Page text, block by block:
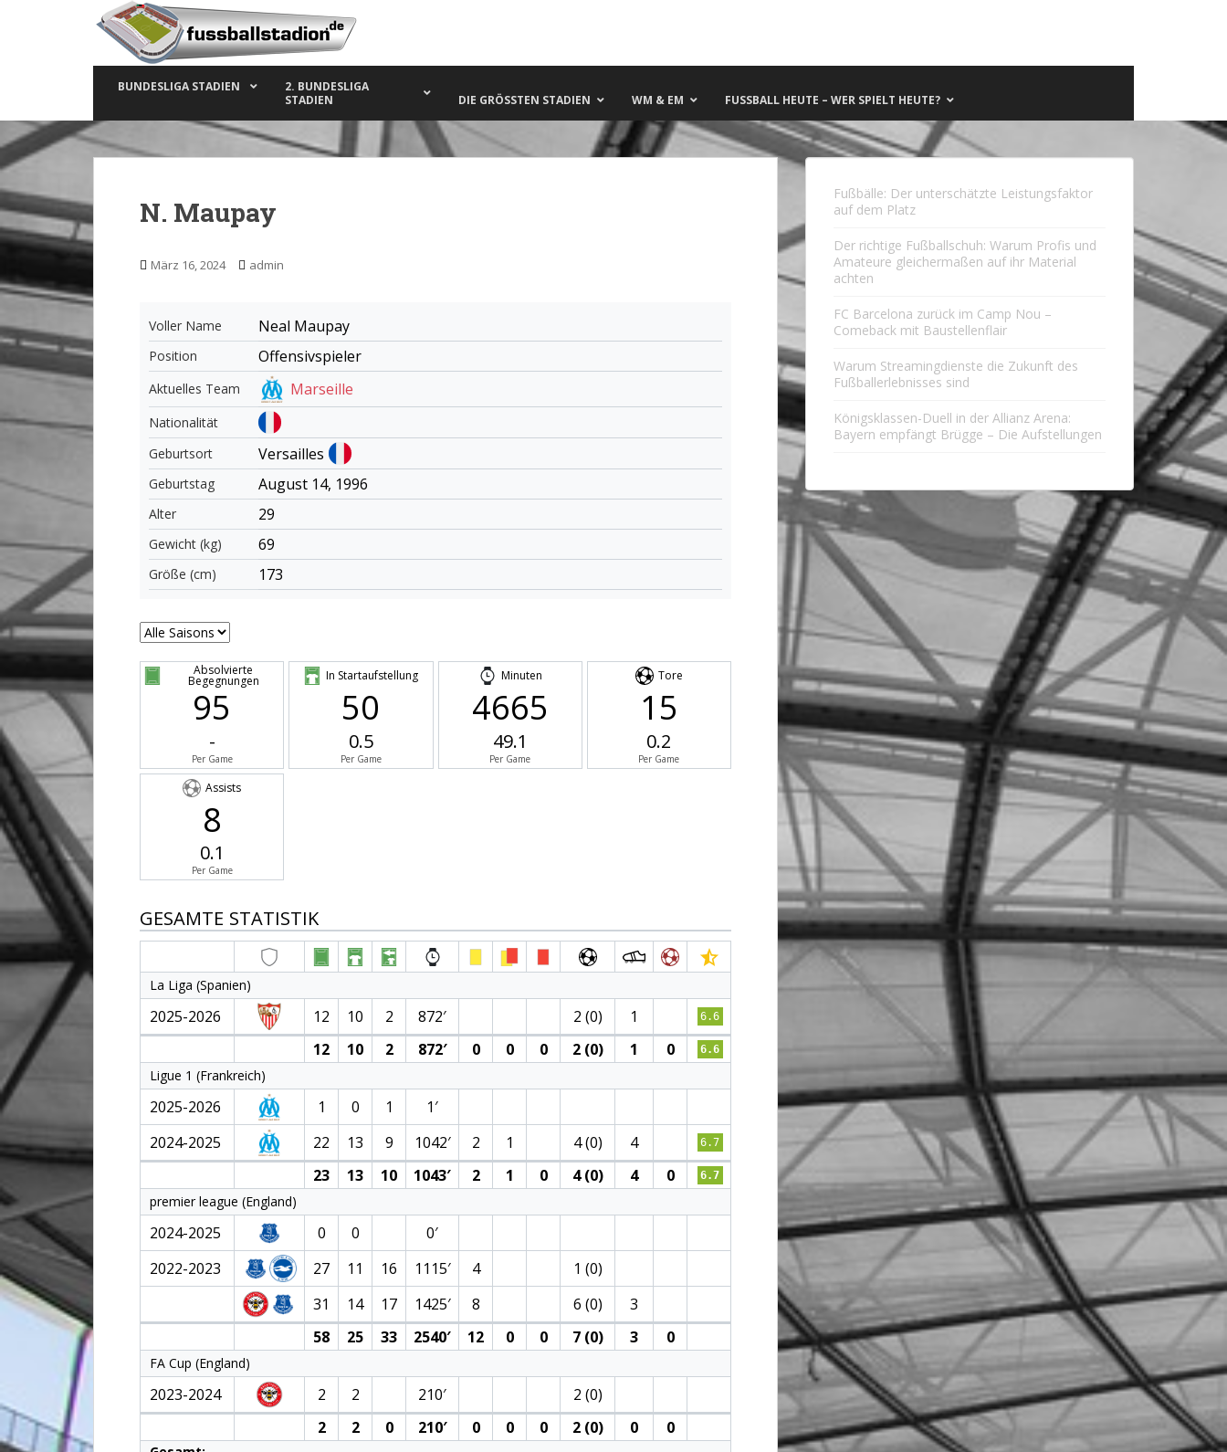
n
o
t
n
t
BUNDESLIGA STADIEN
2. BUNDESLIGA
STADIEN
DIE GRÖSSTEN STADIEN WM & EM FUSSBALL HEUTE – WER SPIELT HEUTE?
N. Maupay
März 16, 2024 admin
Voller Name Neal Maupay
Position Offensivspieler
Aktuelles Team Marseille
Nationalität
Geburtsort
Versailles
Geburtstag August 14, 1996
Alter 29
Gewicht (kg) 69
Größe (cm) 173
Absolvierte
Begegnungen
95
-
Per Game
In Startaufstellung
50
0.5
Per Game
Minuten
4665
49.1
Per Game
Tore
15
0.2
Per Game
Assists
8
0.1
Per Game
GESAMTE STATISTIK
La Liga (Spanien)
2025-2026 12 10 2 872′ 2 (0) 1 6.6
12 10 2 872′ 0 0 0 2 (0) 1 0 6.6
Ligue 1 (Frankreich)
2025-2026 1 0 1
1′
2024-2025
22 13 9 1042′ 2 1 4 (0) 4 6.7
23 13 10 1043′ 2 1 0 4 (0) 4 0 6.7
premier league (England)
2024-2025 0 0
0′
2022-2023
27 11 16 1115′ 4
1 (0)
31
14 17 1425′ 8 6 (0)
3
58
25 33 2540′ 12 0 0 7 (0) 3 0
FA Cup (England)
2023-2024 2 2 210′
2 (0)
2
2 0 210′ 0 0 0 2 (0) 0 0
Fußbälle: Der unterschätzte Leistungsfaktor
auf dem Platz
Der richtige Fußballschuh: Warum Profis und
Amateure gleichermaßen auf ihr Material
achten
FC Barcelona zurück im Camp Nou –
Comeback mit Baustellenflair
Warum Streamingdienste die Zukunft des
Fußballerlebnisses sind
Königsklassen-Duell in der Allianz Arena:
Bayern empfängt Brügge – Die Aufstellungen